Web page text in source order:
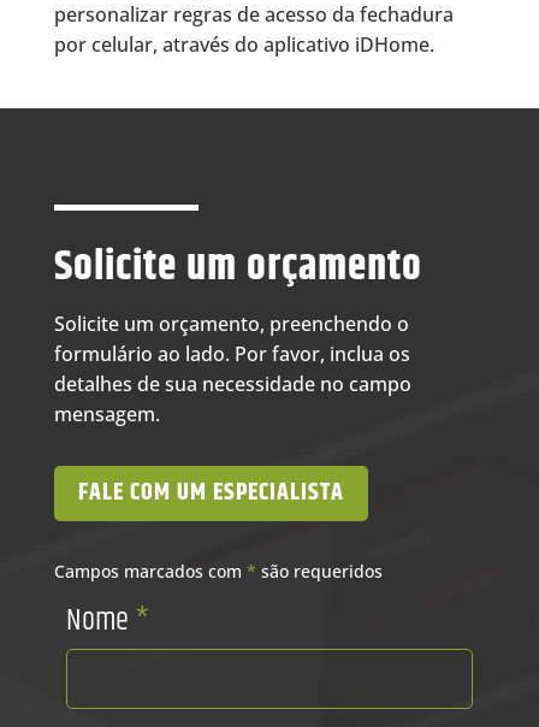
personalizar regras de acesso da fechadura
por celular, através do aplicativo iDHome.
Solicite um orçamento
Solicite um orçamento, preenchendo o
formulário ao lado. Por favor, inclua os
detalhes de sua necessidade no campo
mensagem.
FALE COM UM ESPECIALISTA
Campos marcados com * são requeridos
Nome*